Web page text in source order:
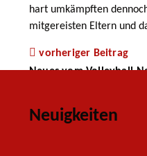
hart umkämpften
mitgereisten Eltern und
vorheriger Beitrag
Neues vom Volleyball-
Neuigkeiten